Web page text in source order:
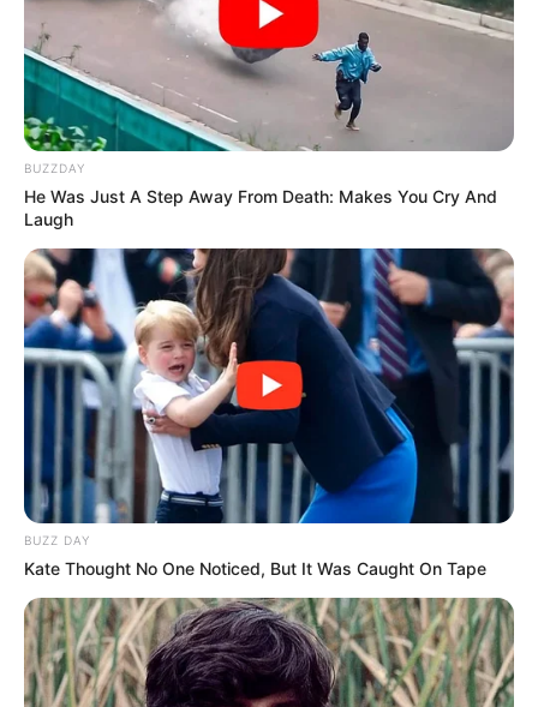
Kewarganegaraan: Indonesia
Agama: Kristen
Profesi: TikToker, Selebgram
Hobi: Belajar, Nonton Bioskop
Facebook: –
X: –
Threads:
@esthernataliaa
Instagram:@esthernataliaa
TikTok:@estherlubis
YouTube: @EstherLubis
Tinggi, Berat & Penampilan Fisik
Tinggi: – cm
Berat: – kg
Golongan Darah: –
Warna Rambut: –
Warna Mata: –
BUZZDAY
He Was Just A Step Away From Death: Makes You Cry And
Laugh
BUZZ DAY
Kate Thought No One Noticed, But It Was Caught On Tape